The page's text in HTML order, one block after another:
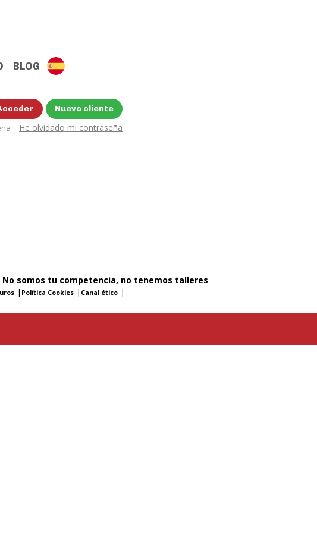
BLOG
Nuevo cliente
He olvidado mi contraseña
somos tu competencia, no tenemos talleres
| Política Cookies| Canal ético|